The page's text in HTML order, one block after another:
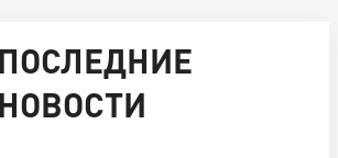
ПОСЛЕДНИЕ
НОВОСТИ